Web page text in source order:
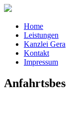
Home
Leistungen
Kanzlei Gera
Kontakt
Impressum